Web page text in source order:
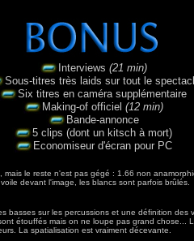
Interviews (21 min)
Sous-titres très laids sur tout le
Six titres en caméra supplémentaire
Making-of officiel (12 min)
Bande-annonce
5 clips (dont un kitsch à mort)
Economiseur d'écran pour PC
mais le reste n'est pas gégé : 1.66 non
devant l'image, les blancs sont parfois brûlés.
basses sur les percussions et une définition des
étouffés mais on ne loupe pas grand chose...
La spatialisation est vraiment décevante.